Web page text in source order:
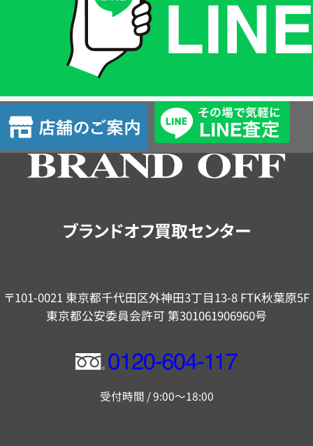
査
定
店
舗
の
ブランドオフ買取センター
〒101-0021 東京都千代田区外神田3丁目13-8 FTK秋葉原5F
東京都公安委員会許可 第301061906960号
フ
ー
受付時間 / 9:00～18:00